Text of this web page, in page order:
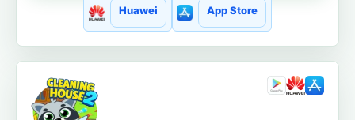
Huawei App Store